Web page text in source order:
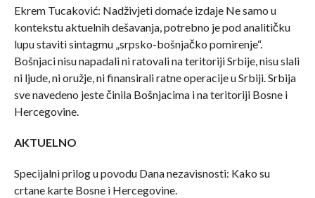
Ekrem Tucaković: Nadživjeti domaće izdaje Ne samo u
kontekstu aktuelnih dešavanja, potrebno je pod analitičku
lupu staviti sintagmu „srpsko-bošnjačko pomirenje“.
Bošnjaci nisu napadali ni ratovali na teritoriji Srbije, nisu slali
ni ljude, ni oružje, ni finansirali ratne operacije u Srbiji. Srbija
sve navedeno jeste činila Bošnjacima i na teritoriji Bosne i
Hercegovine.
AKTUELNO
Specijalni prilog u povodu Dana nezavisnosti: Kako su
crtane karte Bosne i Hercegovine.